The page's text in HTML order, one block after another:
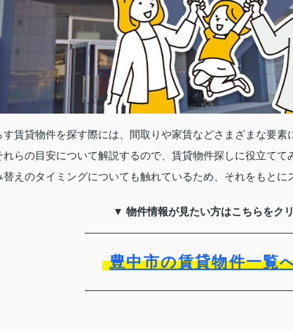
賃貸物件を探す際には、間取りや家賃などさまざまな要素
らの目安について解説するので、賃貸物件探しに役立てて
替えのタイミングについても触れているため、それをもとに
▼ 物件情報が見たい方はこちらをク
豊中市の賃貸物件一覧